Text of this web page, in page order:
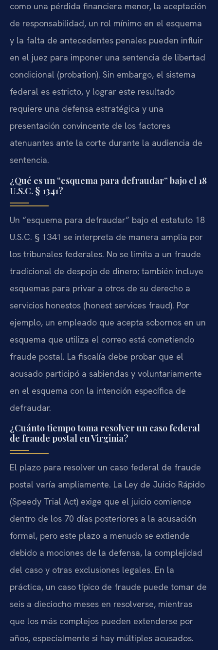
como una pérdida financiera menor, la aceptación
de responsabilidad, un rol mínimo en el esquema
y la falta de antecedentes penales pueden influir
en el juez para imponer una sentencia de libertad
condicional (probation). Sin embargo, el sistema
federal es estricto, y lograr este resultado
requiere una defensa estratégica y una
presentación convincente de los factores
atenuantes ante la corte durante la audiencia de
sentencia.
¿Qué es un “esquema para defraudar” bajo el 18
U.S.C. § 1341?
Un “esquema para defraudar” bajo el estatuto 18
U.S.C. § 1341 se interpreta de manera amplia por
los tribunales federales. No se limita a un fraude
tradicional de despojo de dinero; también incluye
esquemas para privar a otros de su derecho a
servicios honestos (honest services fraud). Por
ejemplo, un empleado que acepta sobornos en un
esquema que utiliza el correo está cometiendo
fraude postal. La fiscalía debe probar que el
acusado participó a sabiendas y voluntariamente
en el esquema con la intención específica de
defraudar.
¿Cuánto tiempo toma resolver un caso federal
de fraude postal en Virginia?
El plazo para resolver un caso federal de fraude
postal varía ampliamente. La Ley de Juicio Rápido
(Speedy Trial Act) exige que el juicio comience
dentro de los 70 días posteriores a la acusación
formal, pero este plazo a menudo se extiende
debido a mociones de la defensa, la complejidad
del caso y otras exclusiones legales. En la
práctica, un caso típico de fraude puede tomar de
seis a dieciocho meses en resolverse, mientras
que los más complejos pueden extenderse por
años, especialmente si hay múltiples acusados.